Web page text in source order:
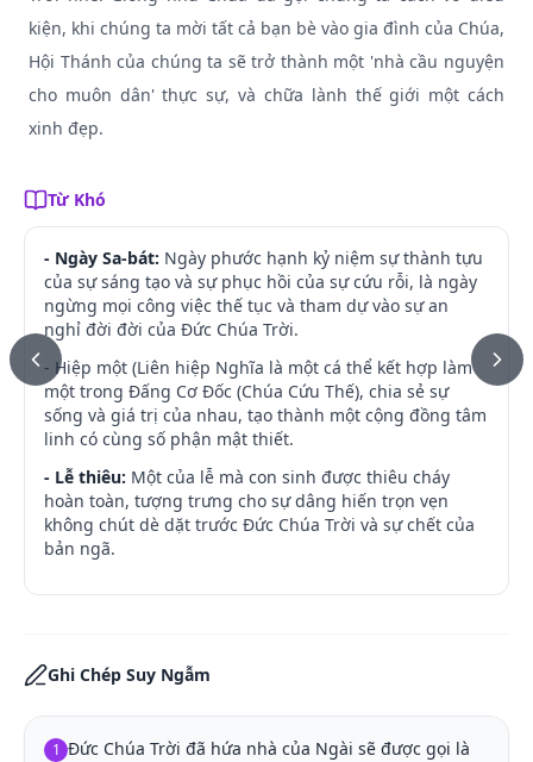
kiện, khi chúng ta mời tất cả bạn bè vào gia đình của Chúa,
Hội Thánh của chúng ta sẽ trở thành một 'nhà cầu nguyện
cho muôn dân' thực sự, và chữa lành thế giới một cách
xinh đẹp.
Từ Khó
- Ngày Sa-bát: Ngày phước hạnh kỷ niệm sự thành tựu
của sự sáng tạo và sự phục hồi của sự cứu rỗi, là ngày
ngừng mọi công việc thế tục và tham dự vào sự an
nghỉ đời đời của Đức Chúa Trời.
- Hiệp một (Liên hiệp Nghĩa là một cá thể kết hợp làm
một trong Đấng Cơ Đốc (Chúa Cứu Thế), chia sẻ sự
sống và giá trị của nhau, tạo thành một cộng đồng tâm
linh có cùng số phận mật thiết.
- Lễ thiêu: Một của lễ mà con sinh được thiêu cháy
hoàn toàn, tượng trưng cho sự dâng hiến trọn vẹn
không chút dè dặt trước Đức Chúa Trời và sự chết của
bản ngã.
Ghi Chép Suy Ngẫm
1 Đức Chúa Trời đã hứa nhà của Ngài sẽ được gọi là